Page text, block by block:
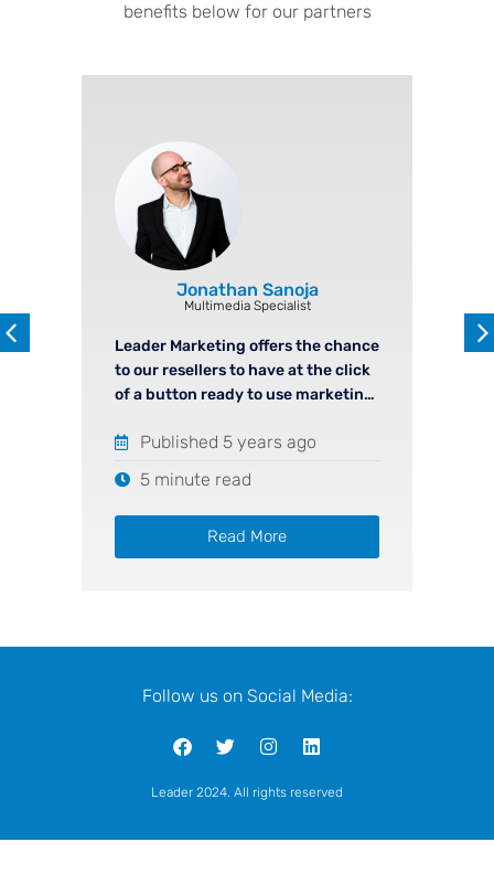
benefits below for our partners
Jonathan Sanoja
Multimedia Specialist
Leader Marketing offers the chance
to our resellers to have at the click
of a button ready to use marketing
Published 5 years ago
5 minute read
Leader 2024. All rights reserved
Follow us on Social Media: